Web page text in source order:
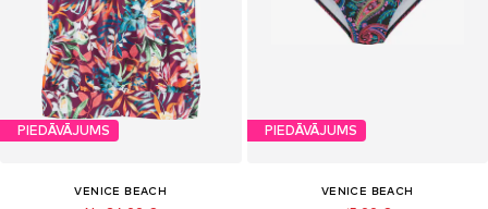
PIEDĀVĀJUMS
VENICE BEACH
PIEDĀVĀJUMS
VENICE BEACH